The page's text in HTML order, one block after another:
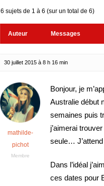
6 sujets de 1 à 6 (sur un total de 6)
Auteur Messages
30 juillet 2015 à 8 h 16 min
mathilde-
pichot
Membre
Bonjour, je
Australie début
semaines puis
j’aimerai
seule…
Dans l’idéal
ces dates pour